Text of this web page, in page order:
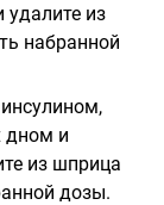
удалите из
набранной
дном и
из шприца
дозы.